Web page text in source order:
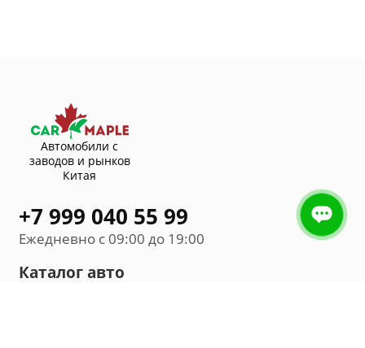
Автомобили с
заводов и рынков
Китая
+7 999 040 55 99
Ежедневно с 09:00 до 19:00
Каталог авто